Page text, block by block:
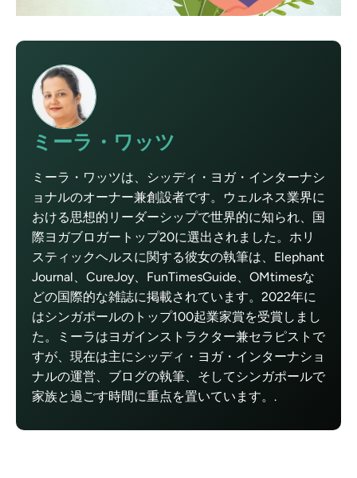
ミーラ・ワッツ
ミーラ・ワッツは、シッディ・ヨガ・インターナシ
ョナルのオーナー兼創設者です。ウェルネス業界に
おける思想的リーダーシップで世界的に知られ、国
際ヨガブロガートップ20に選出されました。ホリ
スティックヘルスに関する彼女の執筆は、Elephant
Journal、CureJoy、FunTimesGuide、OMtimesな
どの国際的な雑誌に掲載されています。2022年に
はシンガポールのトップ100起業家賞を受賞しまし
た。ミーラはヨガインストラクター兼セラピストで
すが、現在は主にシッディ・ヨガ・インターナショ
ナルの運営、ブログの執筆、そしてシンガポールで
家族と過ごす時間に重点を置いています。.